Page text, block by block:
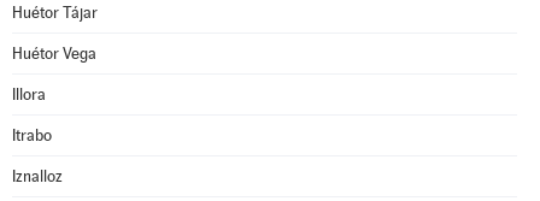
Huétor Tájar
Huétor Vega
Illora
Itrabo
Iznalloz